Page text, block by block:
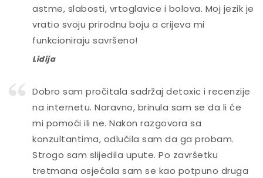
astme, slabosti, vrtoglavice i bolova. Moj jezik je
vratio svoju prirodnu boju a crijeva mi
funkcioniraju savršeno!
Lidija
Dobro sam pročitala sadržaj detoxic i recenzije
na internetu. Naravno, brinula sam se da li će
mi pomoći ili ne. Nakon razgovora sa
konzultantima, odlučila sam da ga probam.
Strogo sam slijedila upute. Po završetku
tretmana osjećala sam se kao potpuno druga